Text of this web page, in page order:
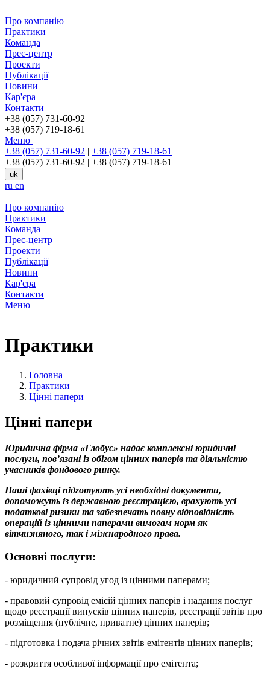
Про компанію
Практики
Команда
Прес-центр
Проекти
Публікації
Новини
Кар'єра
Контакти
+38 (057) 731-60-92
+38 (057) 719-18-61
Меню
+38 (057) 731-60-92 | +38 (057) 719-18-61
+38 (057) 731-60-92 | +38 (057) 719-18-61
uk
ru en
Про компанію
Практики
Команда
Прес-центр
Проекти
Публікації
Новини
Кар'єра
Контакти
Меню
Практики
Головна
Практики
Цінні папери
Цінні папери
Юридична фірма «Глобус» надає комплексні юридичні
послуги, пов’язані із обігом цінних паперів та діяльністю
учасників фондового ринку.
Наші фахівці підготують усі необхідні документи,
допоможуть із державною реєстрацією, врахують усі
податкові ризики та забезпечать повну відповідність
операцій із цінними паперами вимогам норм як
вітчизняного, так і міжнародного права.
Основні послуги:
- юридичний супровід угод із цінними паперами;
- правовий супровід емісій цінних паперів і надання послуг
щодо реєстрації випусків цінних паперів, реєстрації звітів про
розміщення (публічне, приватне) цінних паперів;
- підготовка і подача річних звітів емітентів цінних паперів;
- розкриття особливої інформації про емітента;